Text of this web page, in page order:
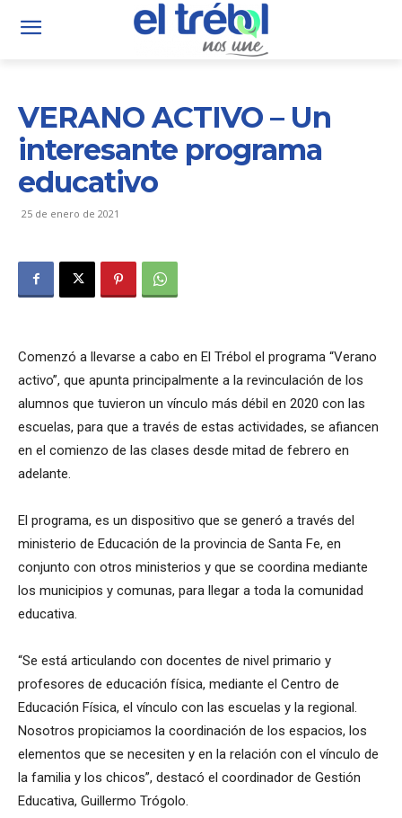
VERANO ACTIVO – Un
interesante programa
educativo
25 de enero de 2021
Comenzó a llevarse a cabo en El Trébol el programa “Verano
activo”, que apunta principalmente a la revinculación de los
alumnos que tuvieron un vínculo más débil en 2020 con las
escuelas, para que a través de estas actividades, se afiancen
en el comienzo de las clases desde mitad de febrero en
adelante.
El programa, es un dispositivo que se generó a través del
ministerio de Educación de la provincia de Santa Fe, en
conjunto con otros ministerios y que se coordina mediante
los municipios y comunas, para llegar a toda la comunidad
educativa.
“Se está articulando con docentes de nivel primario y
profesores de educación física, mediante el Centro de
Educación Física, el vínculo con las escuelas y la regional.
Nosotros propiciamos la coordinación de los espacios, los
elementos que se necesiten y en la relación con el vínculo de
la familia y los chicos”, destacó el coordinador de Gestión
Educativa, Guillermo Trógolo.